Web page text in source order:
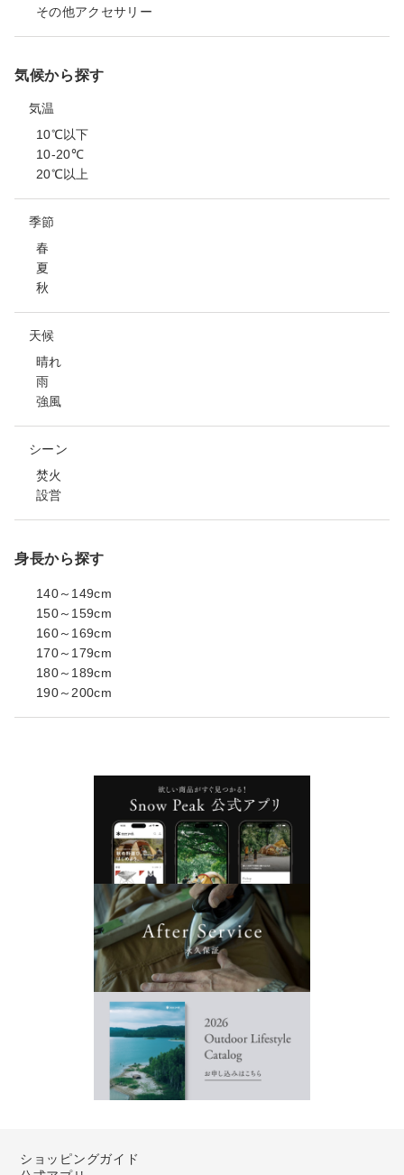
その他アクセサリー
気候から探す
気温
10℃以下
10-20℃
20℃以上
季節
春
夏
秋
天候
晴れ
雨
強風
シーン
焚火
設営
身長から探す
140～149cm
150～159cm
160～169cm
170～179cm
180～189cm
190～200cm
ショッピングガイド